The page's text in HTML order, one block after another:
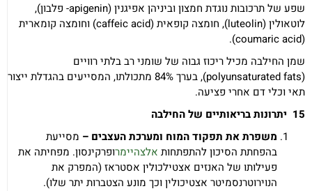
שפע של תרכובות נוגדת חמצון וביניהן אפיגנין (apigenin- פלבון),
לוטאולין (luteolin), חומצה קופאית (caffeic acid) וחומצה קומארית
(coumaric acid).
שמן החילבה מכיל ריכוז גבוה של שומני רב בלתי רוויים
(polyunsaturated fats), בערך 84% מתכולתו, המסייעים בהגדלת ייצור
תאי וכלי דם אחרי פציעה.
15 יתרונות בריאותיים של החילבה
משפרת את תפקוד המוח ומערכת העצבים – מסייעת
בהפחתת הסיכון להתפתחות אלצהיימרופרקינסון. מפחיתה את
פעילותו של האנזים אצטילכולין אסטראז (המפרק את
הנוירוטרנסמיטר אצטיכולין וכך מונע הצטברות יתר שלו).